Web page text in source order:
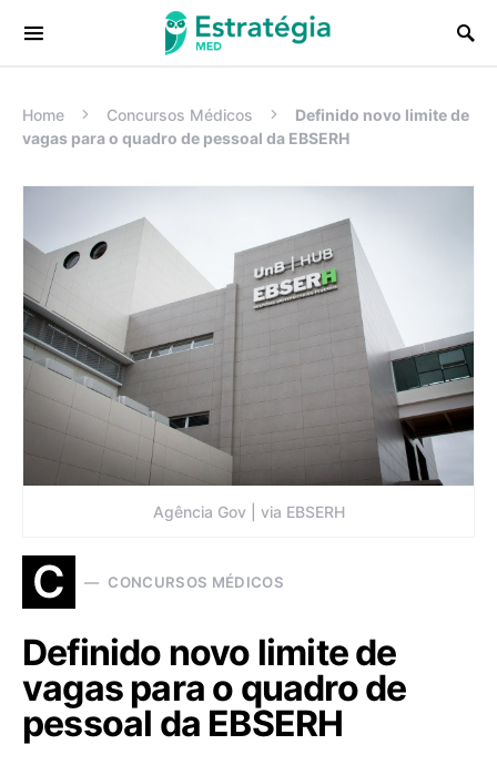
Procurar:
Home Concursos Médicos
Definido novo limite de
vagas para o quadro de pessoal da EBSERH
Agência Gov | via EBSERH
C CONCURSOS MÉDICOS
Definido novo limite de
vagas para o quadro de
pessoal da EBSERH